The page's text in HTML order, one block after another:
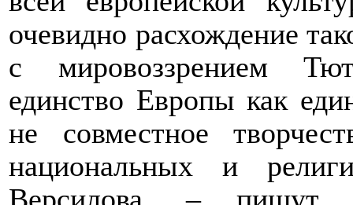
очевидно расхождение
с мировоззрением
единство Европы как
не совместное
национальных и